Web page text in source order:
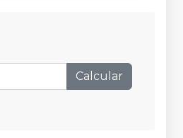
Calcular